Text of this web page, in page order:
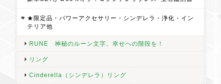
★限定品・パワーアクセサリー・シンデレラ・浄化・イン
テリア他
RUNE 神秘のルーン文字、幸せへの階段を！
リング
Cinderella（シンデレラ）リング